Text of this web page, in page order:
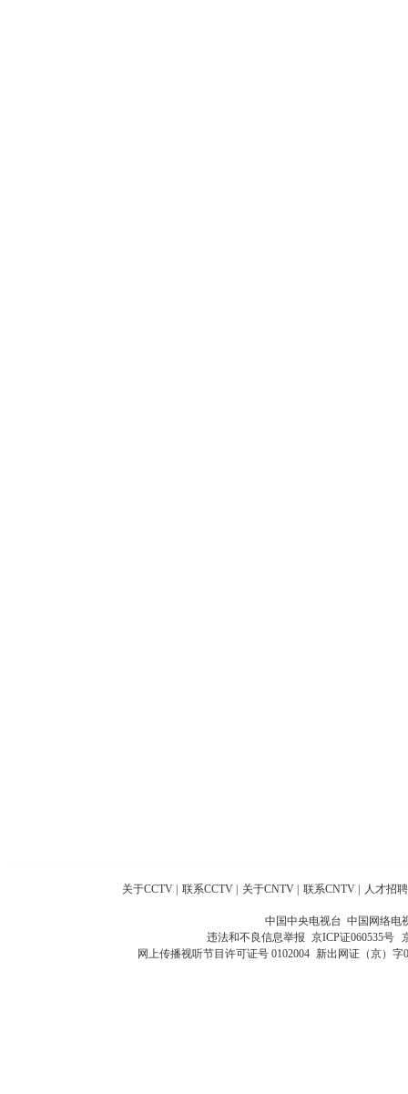
关于CCTV 联系CCTV 关于CNTV 联系CNTV 人才招聘
中国中央电视台 中国网络电
违法和不良信息举报 京ICP证060535号
网上传播视听节目许可证号 0102004 新出网证（京）